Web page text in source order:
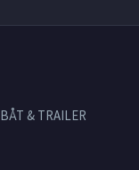
BÅT & TRAILER